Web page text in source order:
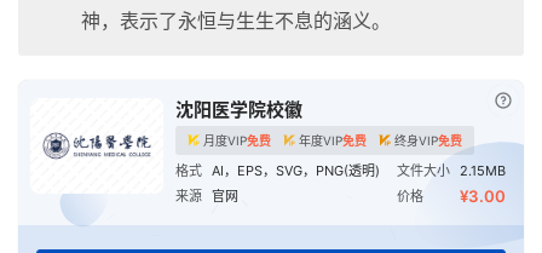
神，表示了永恒与生生不息的涵义。
沈阳医学院校徽
月度VIP免费 年度VIP免费 终身VIP免费
格式 AI，EPS，SVG，PNG(透明) 文件大小
2.15MB
来源 官网 价格 ¥3.00